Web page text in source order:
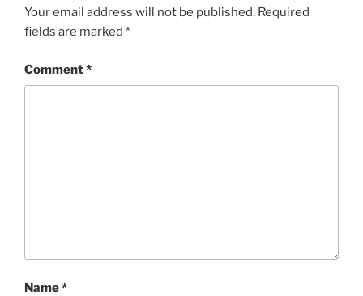
Your email address will not be published. Required
fields are marked *
Comment*
Name*